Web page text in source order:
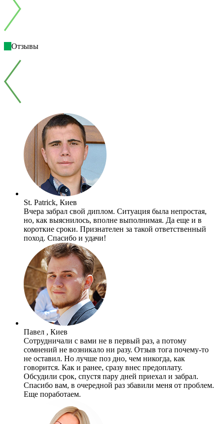
Отзывы
St. Patrick, Киев
Вчера забрал свой диплом. Ситуация была непростая,
но, как выяснилось, вполне выполнимая. Да еще и в
короткие сроки. Признателен за такой ответственный
поход. Спасибо и удачи!
Павел , Киев
Сотрудничали с вами не в первый раз, а потому
сомнений не возникало ни разу. Отзыв тога почему-то
не оставил. Но лучше поз дно, чем никогда, как
говорится. Как и ранее, сразу внес предоплату.
Обсудили срок, спустя пару дней приехал и забрал.
Спасибо вам, в очередной раз збавили меня от проблем.
Еще поработаем.